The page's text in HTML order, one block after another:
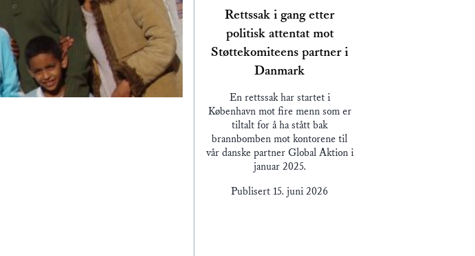
Rettssak i gang etter
politisk attentat mot
Støttekomiteens partner i
Danmark
En rettssak har startet i
København mot fire menn som er
tiltalt for å ha stått bak
brannbomben mot kontorene til
vår danske partner Global Aktion i
januar 2025.
Publisert 15. juni 2026